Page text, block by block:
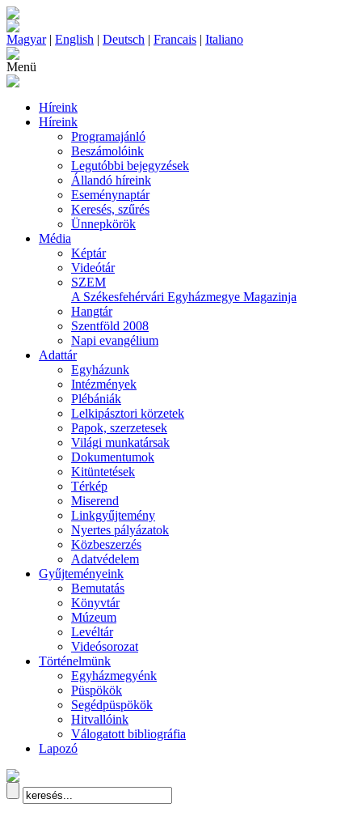
Magyar| English | Deutsch | Francais | Italiano
Menü
Híreink
Híreink
Programajánló
Beszámolóink
Legutóbbi bejegyzések
Állandó híreink
Eseménynaptár
Keresés, szűrés
Ünnepkörök
Média
Képtár
Videótár
SZEM
A Székesfehérvári Egyházmegye Magazinja
Hangtár
Szentföld 2008
Napi evangélium
Adattár
Egyházunk
Intézmények
Plébániák
Lelkipásztori körzetek
Papok, szerzetesek
Világi munkatársak
Dokumentumok
Kitüntetések
Térkép
Miserend
Linkgyűjtemény
Nyertes pályázatok
Közbeszerzés
Adatvédelem
Gyűjteményeink
Bemutatás
Könyvtár
Múzeum
Levéltár
Videósorozat
Történelmünk
Egyházmegyénk
Püspökök
Segédpüspökök
Hitvallóink
Válogatott bibliográfia
Lapozó